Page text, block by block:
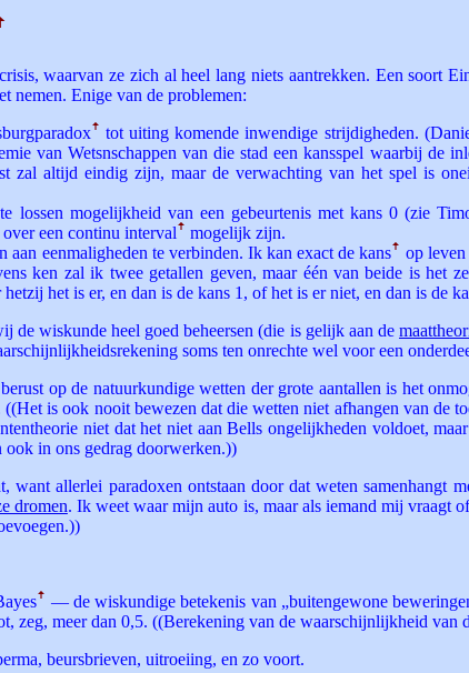
ꜛ
waarvan ze zich al heel lang niets aantrekken. Een soort
nemen. Enige van de problemen:
ꜛ tot uiting komende inwendige strijdigheden.
van Wetsnschappen van die stad een kansspel waarbij de
zal altijd eindig zijn, maar de verwachting van het spel is
lossen mogelijkheid van een gebeurtenis met kans 0 (zie
over een continu interval ꜛ mogelijk zijn.
eenmaligheden te verbinden. Ik kan exact de kansꜛ op
ken zal ik twee getallen geven, maar één van beide is het
het is er, en dan is de kans 1, of het is er niet, en dan is de
de wiskunde heel goed beheersen (die is gelijk aan de
soms ten onrechte wel voor een
op de natuurkundige wetten der grote aantallen is het
is ook nooit bewezen dat die wetten niet afhangen van de
niet dat het niet aan Bells ongelijkheden voldoet,
in ons gedrag doorwerken.))
want allerlei paradoxen ontstaan door dat weten
dromen. Ik weet waar mijn auto is, maar als iemand mij vraagt
ꜛ — de wiskundige betekenis van „buitengewone
zeg, meer dan 0,5. ((Berekening van de waarschijnlijkheid
beursbrieven, uitroeiing, en zo voort.